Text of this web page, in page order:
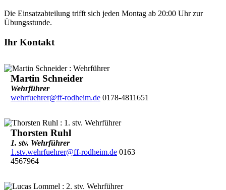
Die Einsatzabteilung trifft sich jeden Montag ab 20:00 Uhr zur
Übungsstunde.
Ihr Kontakt
Martin Schneider
Wehrführer
wehrfuehrer@ff-rodheim.de0178-4811651
Thorsten Ruhl
1. stv. Wehrführer
1.stv.wehrfuehrer@ff-rodheim.de0163
4567964